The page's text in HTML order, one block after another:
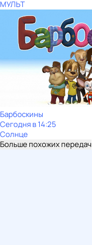
МУЛЬТ
Барбоскины
Сегодня в 14:25
Солнце
Больше похожих передач